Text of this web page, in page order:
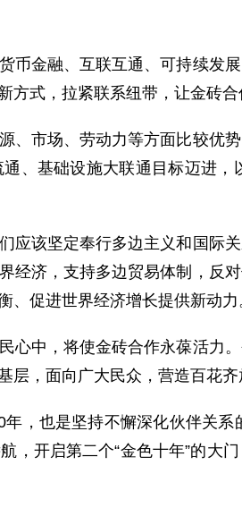
金融、互联互通、可持续发
式，拉紧联系纽带，让金砖合
市场、劳动力等方面比较优
、基础设施大联通目标迈进
该坚定奉行多边主义和国际
经济，支持多边贸易体制，反
促进世界经济增长提供新动力
中，将使金砖合作永葆活力
，面向广大民众，营造百花齐
也是坚持不懈深化伙伴关系
开启第二个“金色十年”的大